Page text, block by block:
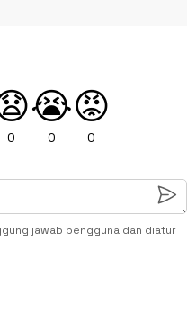
0
😭
0
😡
0
jawab pengguna dan diatur